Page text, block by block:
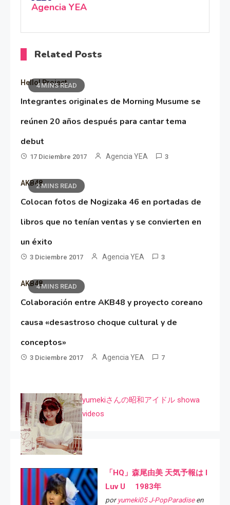
Agencia YEA
Related Posts
4 MINS READ
Hello! Project
Integrantes originales de Morning Musume se
reúnen 20 años después para cantar tema
debut
17 Diciembre 2017 Agencia YEA 3
2 MINS READ
AKB48
Colocan fotos de Nogizaka 46 en portadas de
libros que no tenían ventas y se convierten en
un éxito
3 Diciembre 2017 Agencia YEA 3
4 MINS READ
AKB48
Colaboración entre AKB48 y proyecto coreano
causa «desastroso choque cultural y de
conceptos»
3 Diciembre 2017 Agencia YEA 7
yumekiさんの昭和アイドル showa
videos
「HQ」森尾由美 天気予報は I
Luv U 1983年
por yumeki05 J-PopParadiseen